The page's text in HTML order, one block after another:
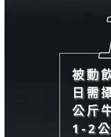
被動
日需
公斤
1-2